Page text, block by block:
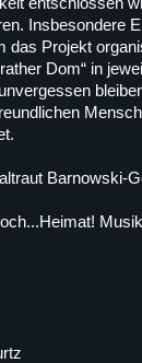
Insbesondere
das Projekt
Dom“ in
Barnowski-